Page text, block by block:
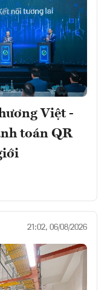
Việt -
toán QR
21:02, 06/08/2026